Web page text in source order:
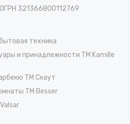
321366800112769
техника
и принадлежности TM Kamille
TM Скаут
TM Besser